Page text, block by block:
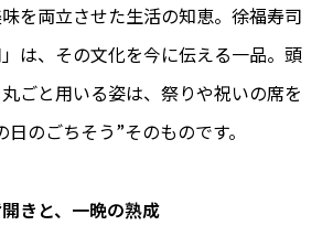
を両立させた生活の知恵。徐福寿司
は、その文化を今に伝える一品。頭
ごと用いる姿は、祭りや祝いの席を
のごちそう”そのものです。
きと、一晩の熟成